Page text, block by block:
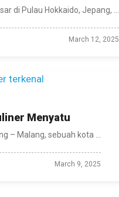
di Pulau Hokkaido, Jepang, ...
March 12, 2025
Menyatu
– Malang, sebuah kota ...
March 9, 2025